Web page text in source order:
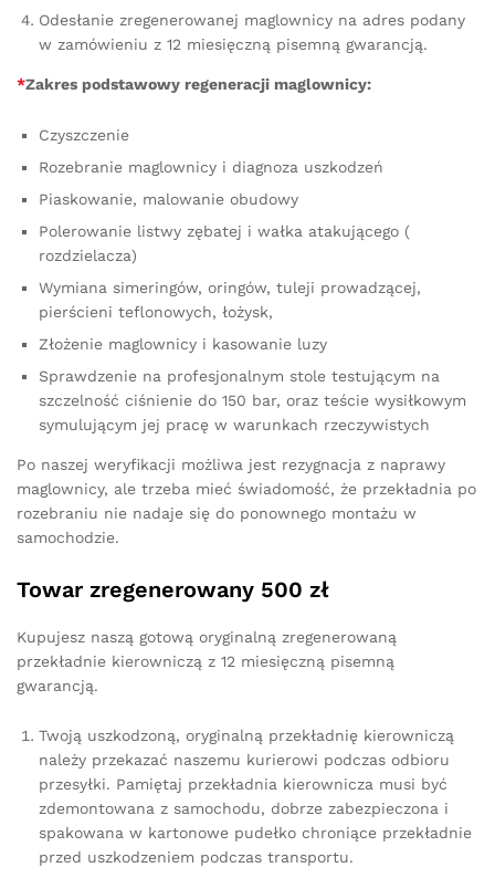
Odesłanie zregenerowanej maglownicy na adres podany
w zamówieniu z 12 miesięczną pisemną gwarancją.
*Zakres podstawowy regeneracji maglownicy:
Czyszczenie
Rozebranie maglownicy i diagnoza uszkodzeń
Piaskowanie, malowanie obudowy
Polerowanie listwy zębatej i wałka atakującego (
rozdzielacza)
Wymiana simeringów, oringów, tuleji prowadzącej,
pierścieni teflonowych, łożysk,
Złożenie maglownicy i kasowanie luzy
Sprawdzenie na profesjonalnym stole testującym na
szczelność ciśnienie do 150 bar, oraz teście wysiłkowym
symulującym jej pracę w warunkach rzeczywistych
Po naszej weryfikacji możliwa jest rezygnacja z naprawy
maglownicy, ale trzeba mieć świadomość, że przekładnia po
rozebraniu nie nadaje się do ponownego montażu w
samochodzie.
Towar zregenerowany 500 zł
Kupujesz naszą gotową oryginalną zregenerowaną
przekładnie kierowniczą z 12 miesięczną pisemną
gwarancją.
Twoją uszkodzoną, oryginalną przekładnię kierowniczą
należy przekazać naszemu kurierowi podczas odbioru
przesyłki. Pamiętaj przekładnia kierownicza musi być
zdemontowana z samochodu, dobrze zabezpieczona i
spakowana w kartonowe pudełko chroniące przekładnie
przed uszkodzeniem podczas transportu.